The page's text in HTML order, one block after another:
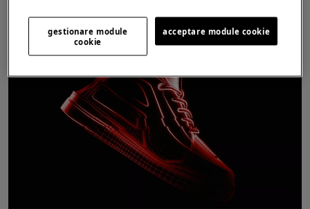
acceptare module cookie
gestionare module
cookie